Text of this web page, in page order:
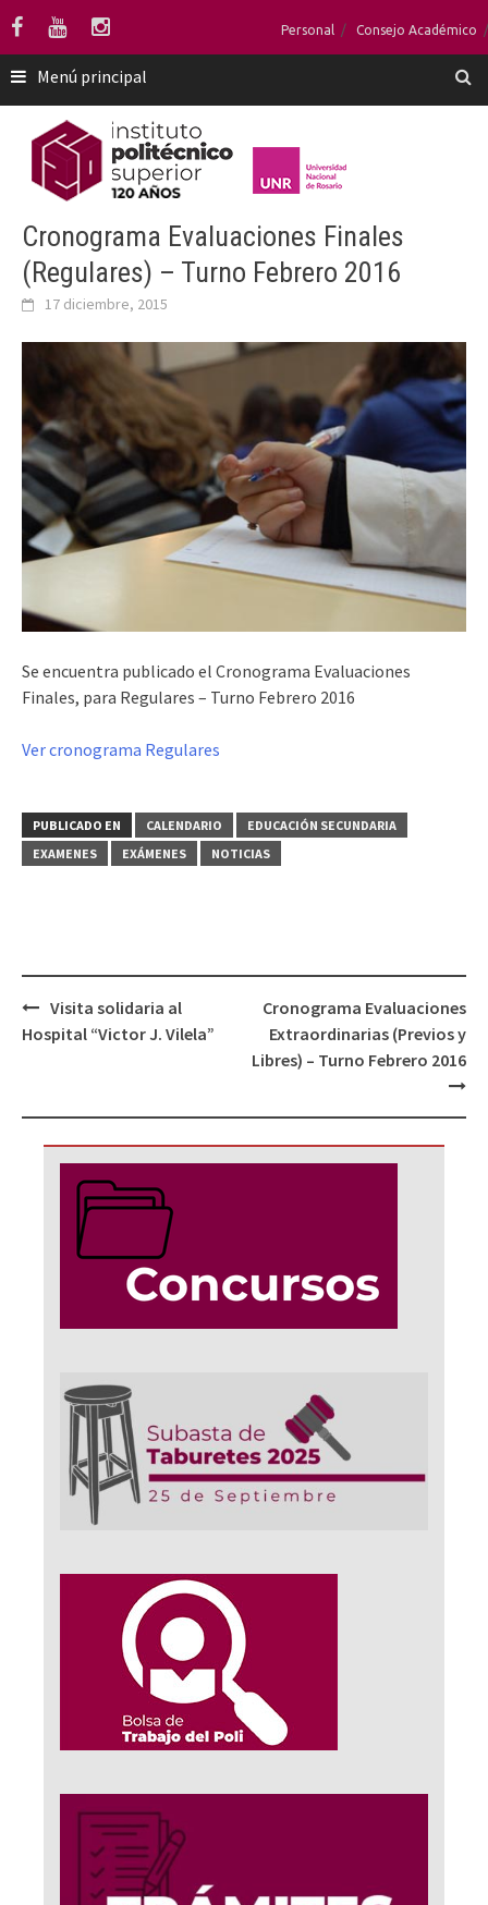
Saltar
contenido
Personal Consejo Académico
Menú principal
Cronograma Evaluaciones Finales
(Regulares) – Turno Febrero 2016
17 diciembre, 2015
Se encuentra publicado el Cronograma Evaluaciones
Finales, para Regulares – Turno Febrero 2016
Ver cronograma Regulares
PUBLICADO EN CALENDARIO
EDUCACIÓN SECUNDARIA
EXAMENES
EXÁMENES NOTICIAS
Navegación
de
Visita solidaria al
Hospital “Victor J. Vilela”
Cronograma Evaluaciones
Extraordinarias (Previos y
Libres) – Turno Febrero 2016